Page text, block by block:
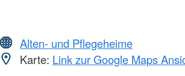
Alten- und Pflegeheime
Karte: Link zur Google Maps